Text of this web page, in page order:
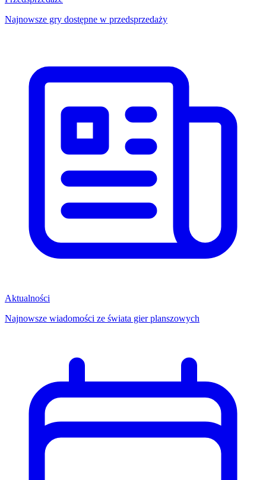
Najnowsze gry dostępne w przedsprzedaży
Aktualności
Najnowsze wiadomości ze świata gier planszowych